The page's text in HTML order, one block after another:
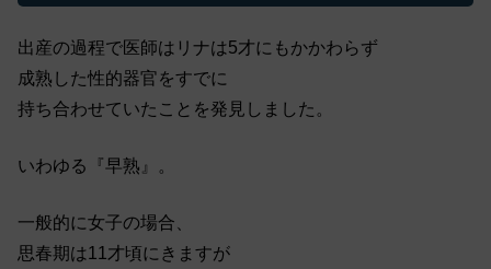
出産の過程で医師はリナは5才にもかかわらず
成熟した性的器官をすでに
持ち合わせていたことを発見しました。
いわゆる『早熟』。
一般的に女子の場合、
思春期は11才頃にきますが